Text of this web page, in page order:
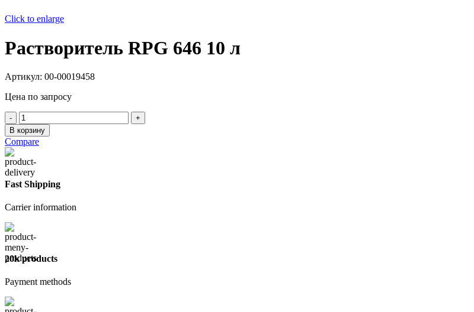
Click to enlarge
Растворитель RPG 646 10 л
Артикул: 00-00019458
Цена по запросу
Количество
товара
Растворитель
RPG
646
10
л
В корзину
Compare
Fast Shipping
Carrier information
20k products
Payment methods